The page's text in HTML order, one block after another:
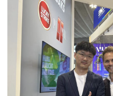
CHINA
EXPOSICIÓN
ENTREVISTA